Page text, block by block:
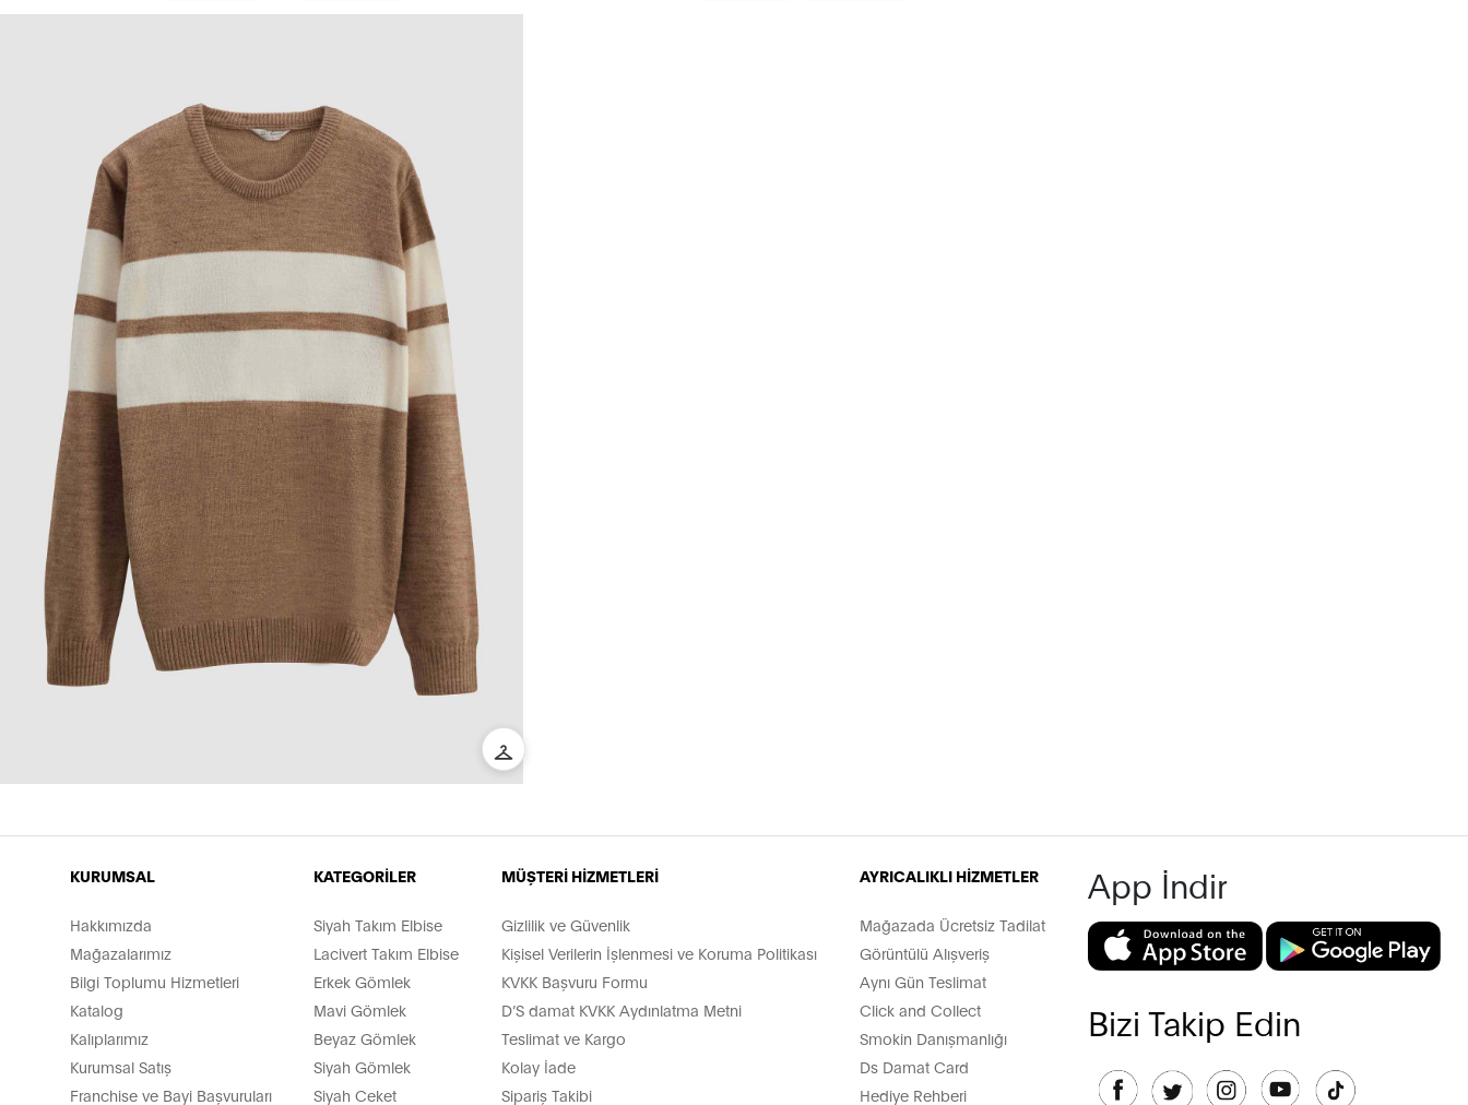
KURUMSAL
Hakkımızda
Mağazalarımız
Bilgi Toplumu Hizmetleri
Katalog
Kalıplarımız
Kurumsal Satış
Franchise ve Bayi Başvuruları
KATEGORİLER
Siyah Takım Elbise
Lacivert Takım Elbise
Erkek Gömlek
Mavi Gömlek
Beyaz Gömlek
Siyah Gömlek
Siyah Ceket
MÜŞTERİ HİZMETLERİ
Gizlilik ve Güvenlik
Kişisel Verilerin İşlenmesi ve Koruma Politikası
KVKK Başvuru Formu
D’S damat KVKK Aydınlatma Metni
Teslimat ve Kargo
Kolay İade
Sipariş Takibi
AYRICALIKLI HİZMETLER
Mağazada Ücretsiz Tadilat
Görüntülü Alışveriş
Aynı Gün Teslimat
Click and Collect
Smokin Danışmanlığı
Ds Damat Card
Hediye Rehberi
App İndir
Bizi Takip Edin